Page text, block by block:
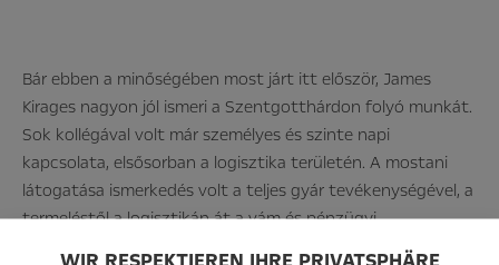
WIR RESPEKTIEREN IHRE PRIVATSPHÄRE
Bár ebben a minőségében most járt itt először, James
Kirages nagyon jól ismeri a Szentgotthárdon folyó munkát.
Sok kollégával volt már személyes és szinte napi
kapcsolata, elsősorban a logisztika területén. A mostani
látogatása ismerkedés volt a teljes gyár tevékenységével, a
termeléstől a logisztikán át a vám és pénzügyi